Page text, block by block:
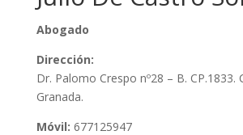
Abogado
Dirección:
Dr. Palomo Crespo nº28 – B. CP.1833.
Granada.
Móvil: 677125947